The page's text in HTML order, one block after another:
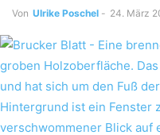
Von Ulrike Poschel - 24. März